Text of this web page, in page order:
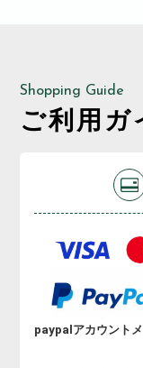
Shopping Guide
ご利用ガ
paypalアカウント